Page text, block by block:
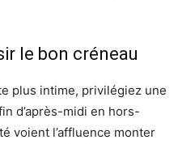
le bon créneau
plus intime, privilégiez une
d’après-midi en hors-
voient l’affluence monter